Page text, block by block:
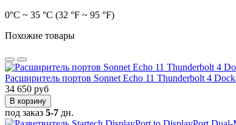
0°C ~ 35 °C (32 °F ~ 95 °F)
Похожие товары
Расширитель портов Sonnet Echo 11 Thunderbolt 4 Dock
34 650 руб
В корзину
под заказ 5-7 дн.